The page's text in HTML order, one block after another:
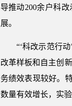
导推动200余户科
展。
“‘科改示范行
改革样板和自主创
务绩效表现较好。
数量有效增长，实